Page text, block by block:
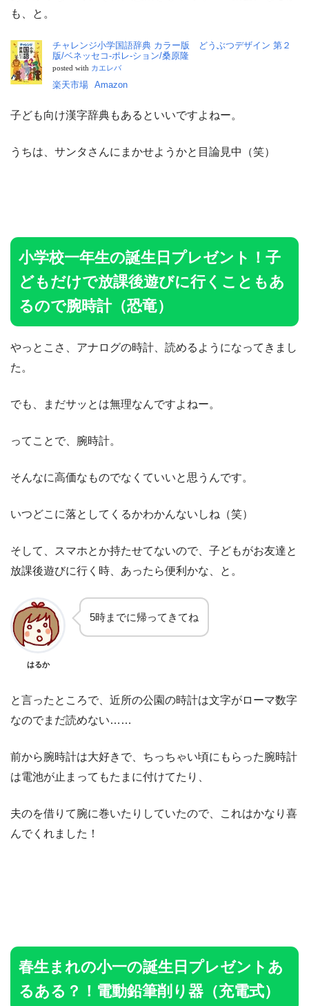
も、と。
チャレンジ小学国語辞典 カラー版 どうぶつデザイン 第２
版/ベネッセコ-ポレ-ション/桑原隆
posted with カエレバ
楽天市場 Amazon
子ども向け漢字辞典もあるといいですよねー。
うちは、サンタさんにまかせようかと目論見中（笑）
小学校一年生の誕生日プレゼント！子
どもだけで放課後遊びに行くこともあ
るので腕時計（恐竜）
やっとこさ、アナログの時計、読めるようになってきまし
た。
でも、まだサッとは無理なんですよねー。
ってことで、腕時計。
そんなに高価なものでなくていいと思うんです。
いつどこに落としてくるかわかんないしね（笑）
そして、スマホとか持たせてないので、子どもがお友達と
放課後遊びに行く時、あったら便利かな、と。
はるか
5時までに帰ってきてね
と言ったところで、近所の公園の時計は文字がローマ数字
なのでまだ読めない……
前から腕時計は大好きで、ちっちゃい頃にもらった腕時計
は電池が止まってもたまに付けてたり、
夫のを借りて腕に巻いたりしていたので、これはかなり喜
んでくれました！
春生まれの小一の誕生日プレゼントあ
るある？！電動鉛筆削り器（充電式）